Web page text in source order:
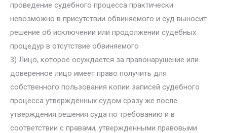
проведение судебного процесса практически
невозможно в присутствии обвиняемого и суд выносит
решение об исключении или продолжении судебных
процедур в отсутствие обвиняемого
3) Лицо, которое осуждается за правонарушение или
доверенное лицо имеет право получить для
собственного пользования копии записей судебного
процесса утвержденных судом сразу же после
утверждения решения суда по требованию и в
соответствии с правами, утвержденными правовыми